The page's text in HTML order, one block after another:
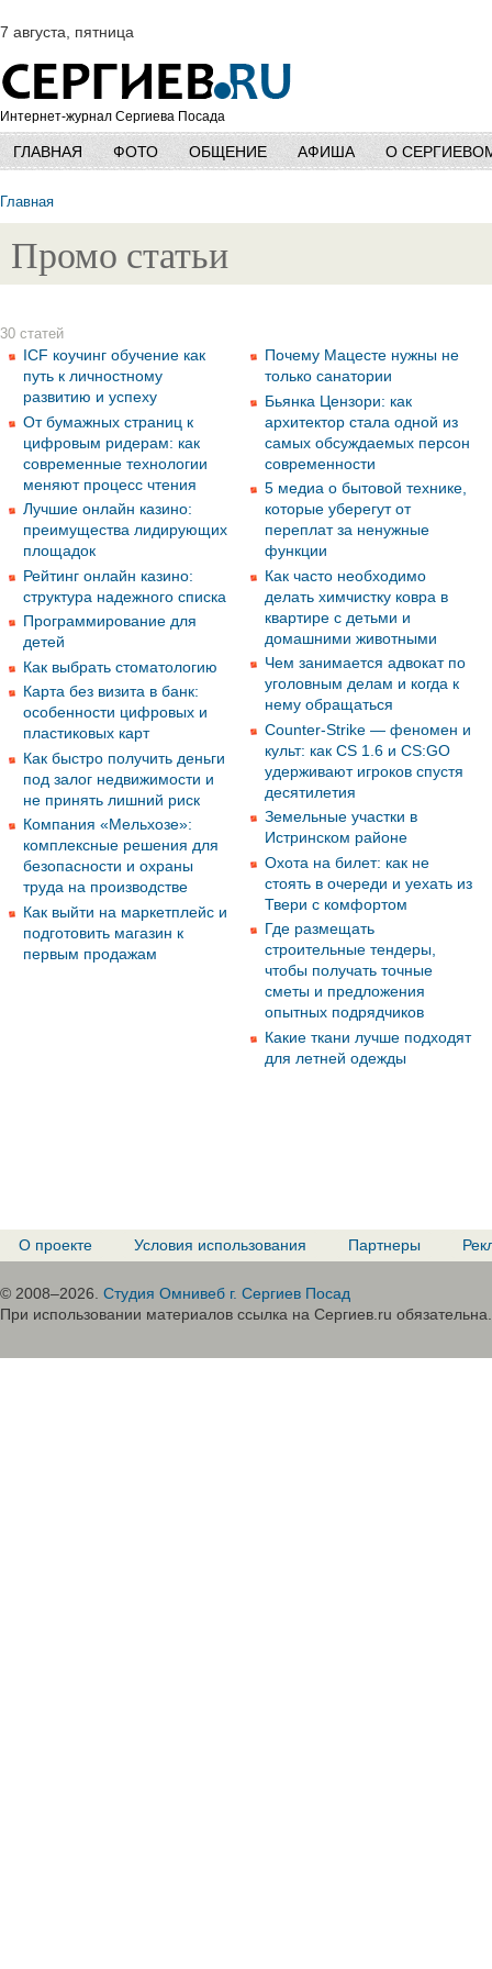
7 августа, пятница
Интернет-журнал Сергиева Посада
ГЛАВНАЯ ФОТО ОБЩЕНИЕ АФИША О
Главная
Промо статьи
30 статей
ICF коучинг обучение как
путь к личностному
развитию и успеху
От бумажных страниц к
цифровым ридерам: как
современные технологии
меняют процесс чтения
Лучшие онлайн казино:
преимущества лидирующих
площадок
Рейтинг онлайн казино:
структура надежного списка
Программирование для
детей
Как выбрать стоматологию
Карта без визита в банк:
особенности цифровых и
пластиковых карт
Как быстро получить деньги
под залог недвижимости и
не принять лишний риск
Компания «Мельхозе»:
комплексные решения для
безопасности и охраны
труда на производстве
Как выйти на маркетплейс и
подготовить магазин к
первым продажам
Почему Мацесте нужны не
только санатории
Бьянка Цензори: как
архитектор стала одной из
самых обсуждаемых персон
современности
5 медиа о бытовой технике,
которые уберегут от
переплат за ненужные
функции
Как часто необходимо
делать химчистку ковра в
квартире с детьми и
домашними животными
Чем занимается адвокат по
уголовным делам и когда к
нему обращаться
Counter-Strike — феномен и
культ: как CS 1.6 и CS:GO
удерживают игроков спустя
десятилетия
Земельные участки в
Истринском районе
Охота на билет: как не
стоять в очереди и уехать из
Твери с комфортом
Где размещать
строительные тендеры,
чтобы получать точные
сметы и предложения
опытных подрядчиков
Какие ткани лучше подходят
для летней одежды
О проекте Условия использования Партнеры
© 2008–2026. Студия Омнивеб г. Сергиев Посад
При использовании материалов ссылка на Сергиев.ru обязательна.